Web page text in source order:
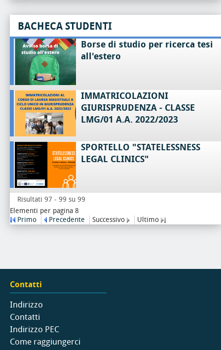
BACHECA STUDENTI
Borse di studio per ricerca tesi
all'estero
IMMATRICOLAZIONI
GIURISPRUDENZA - CLASSE
LMG/01 A.A. 2022/2023
SPORTELLO "STATELESSNESS
LEGAL CLINICS"
Risultati 97 - 99 su 99
Elementi per pagina 8
Primo
Precedente Successivo Ultimo
Contatti
Indirizzo
Contatti
Indirizzo PEC
Come raggiungerci